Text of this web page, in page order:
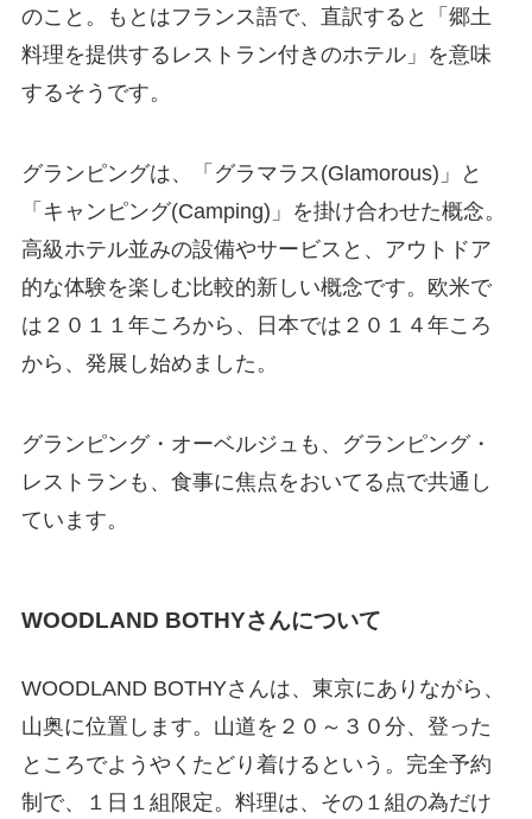
のこと。もとはフランス語で、直訳すると「郷土
料理を提供するレストラン付きのホテル」を意味
するそうです。
グランピングは、「グラマラス(Glamorous)」と
「キャンピング(Camping)」を掛け合わせた概念。
高級ホテル並みの設備やサービスと、アウトドア
的な体験を楽しむ比較的新しい概念です。欧米で
は２０１１年ころから、日本では２０１４年ころ
から、発展し始めました。
グランピング・オーベルジュも、グランピング・
レストランも、食事に焦点をおいてる点で共通し
ています。
WOODLAND BOTHYさんについて
WOODLAND BOTHYさんは、東京にありながら、
山奥に位置します。山道を２０～３０分、登った
ところでようやくたどり着けるという。完全予約
制で、１日１組限定。料理は、その１組の為だけ